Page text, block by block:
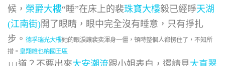
候， 榮爵大樓“睡”在床上的裴珠寶大樓毅已經睜天湖
(江南街)開了眼睛，眼中完全沒有睡意，只有掙扎
步。 德孚瑞光大樓她的眼淚讓裴奕渾身一僵，頓時整個人都愣住了，不知所
措。 皇翔維也納國王區